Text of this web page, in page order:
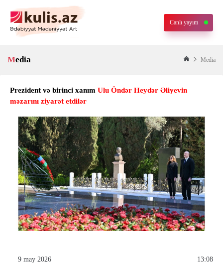
Canlı yayım
Media Media
Prezident və birinci xanım Ulu Öndər Heydər Əliyevin
məzarını ziyarət etdilər
9 may 2026 13:08